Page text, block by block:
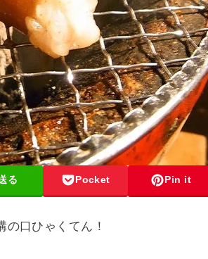
る Pocket Pin it
口ひゃくてん！